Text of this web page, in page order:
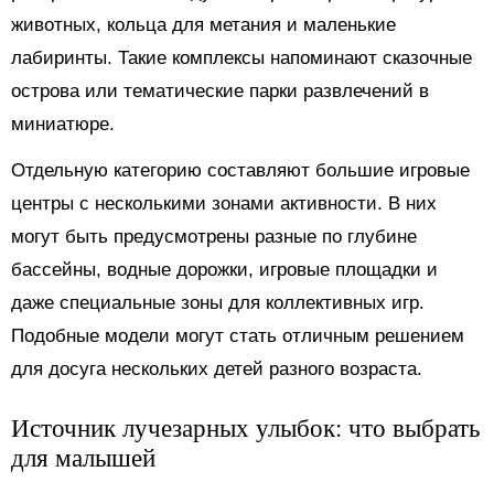
животных, кольца для метания и маленькие
лабиринты. Такие комплексы напоминают сказочные
острова или тематические парки развлечений в
миниатюре.
Отдельную категорию составляют большие игровые
центры с несколькими зонами активности. В них
могут быть предусмотрены разные по глубине
бассейны, водные дорожки, игровые площадки и
даже специальные зоны для коллективных игр.
Подобные модели могут стать отличным решением
для досуга нескольких детей разного возраста.
Источник лучезарных улыбок: что выбрать
для малышей